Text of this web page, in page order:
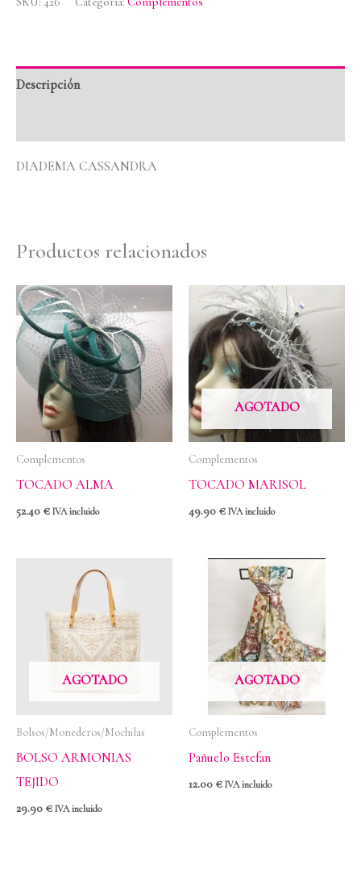
Descripción
DIADEMA CASSANDRA
Productos relacionados
Complementos
TOCADO ALMA
52.40 € IVA incluido
AGOTADO
Complementos
TOCADO MARISOL
49.90 € IVA incluido
AGOTADO
Bolsos/Monederos/Mochilas
BOLSO ARMONIAS
TEJIDO
29.90 € IVA incluido
AGOTADO
Complementos
Pañuelo Estefan
12.00 € IVA incluido